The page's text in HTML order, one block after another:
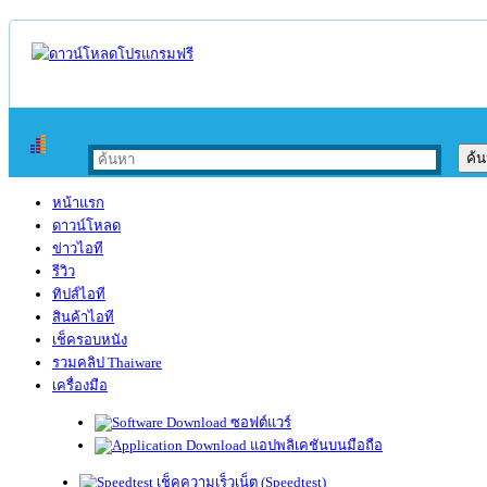
หน้าแรก
ดาวน์โหลด
ข่าวไอที
รีวิว
ทิปส์ไอที
สินค้าไอที
เช็ครอบหนัง
รวมคลิป Thaiware
เครื่องมือ
ซอฟต์แวร์
แอปพลิเคชันบนมือถือ
เช็คความเร็วเน็ต (Speedtest)